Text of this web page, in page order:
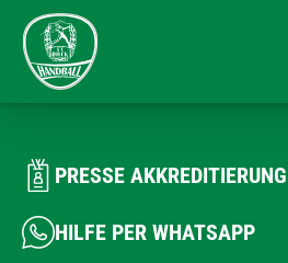
PRESSE AKKREDITIERUNG
HILFE PER WHATSAPP